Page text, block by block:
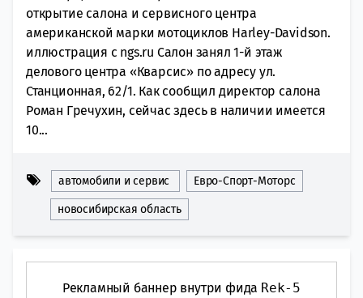
открытие салона и сервисного центра
американской марки мотоциклов Harley-Davidson.
иллюстрация с ngs.ru Салон занял 1-й этаж
делового центра «Кварсис» по адресу ул.
Станционная, 62/1. Как сообщил директор салона
Роман Гречухин, сейчас здесь в наличии имеется
10...
автомобили и сервис Евро-Спорт-Моторс
новосибирская область
Рекламный баннер внутри фида Rek-5